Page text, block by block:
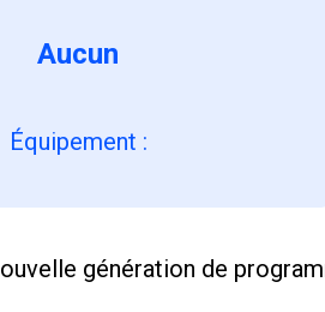
Aucun
Équipement :
génération de